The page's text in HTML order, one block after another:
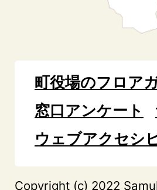
町役場のフロア
窓口アンケート
ウェブアクセシ
Copyright (c) 2022